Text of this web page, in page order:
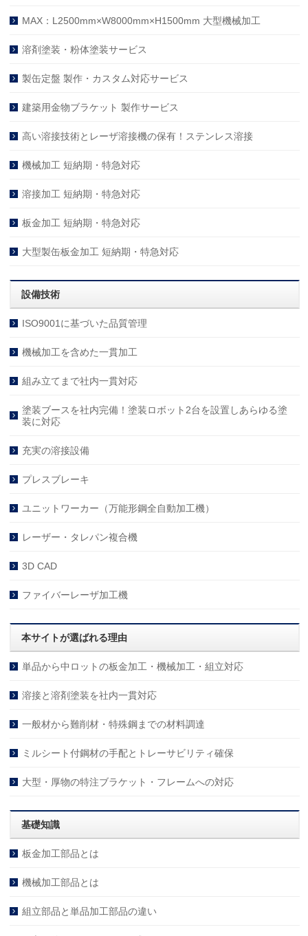
MAX：L2500mm×W8000mm×H1500mm 大型機械加工
溶剤塗装・粉体塗装サービス
製缶定盤 製作・カスタム対応サービス
建築用金物ブラケット 製作サービス
高い溶接技術とレーザ溶接機の保有！ステンレス溶接
機械加工 短納期・特急対応
溶接加工 短納期・特急対応
板金加工 短納期・特急対応
大型製缶板金加工 短納期・特急対応
設備技術
ISO9001に基づいた品質管理
機械加工を含めた一貫加工
組み立てまで社内一貫対応
塗装ブースを社内完備！塗装ロボット2台を設置しあらゆる塗
装に対応
充実の溶接設備
プレスブレーキ
ユニットワーカー（万能形鋼全自動加工機）
レーザー・タレパン複合機
3D CAD
ファイバーレーザ加工機
本サイトが選ばれる理由
単品から中ロットの板金加工・機械加工・組立対応
溶接と溶剤塗装を社内一貫対応
一般材から難削材・特殊鋼までの材料調達
ミルシート付鋼材の手配とトレーサビリティ確保
大型・厚物の特注ブラケット・フレームへの対応
基礎知識
板金加工部品とは
機械加工部品とは
組立部品と単品加工部品の違い